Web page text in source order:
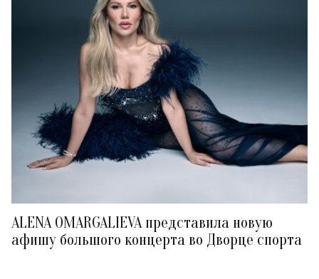
ALENA OMARGALIEVA представила новую
афишу большого концерта во Дворце спорта